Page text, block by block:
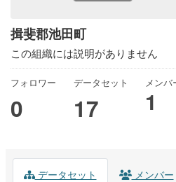
揖斐郡池田町
この組織には説明がありません
フォロワー
0
データセット
17
メンバ
1
データセット メンバー